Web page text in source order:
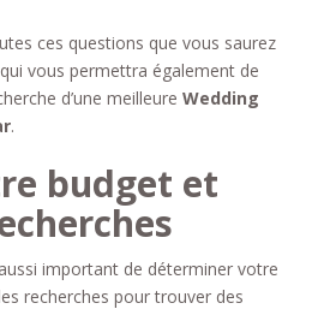
ces questions que vous saurez
vous permettra également de
d’une meilleure Wedding
.
budget et
important de déterminer votre
recherches pour trouver des